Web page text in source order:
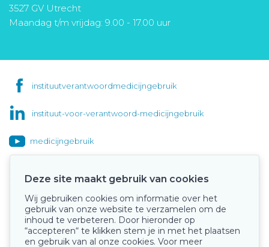
3527 GV Utrecht
Maandag t/m vrijdag: 9.00 - 17.00 uur
instituutverantwoordmedicijngebruik
instituut-voor-verantwoord-medicijngebruik
medicijngebruik
Onze keurmerken
Deze site maakt gebruik van cookies
Wij gebruiken cookies om informatie over het
gebruik van onze website te verzamelen om de
inhoud te verbeteren. Door hieronder op
“accepteren“ te klikken stem je in met het plaatsen
en gebruik van al onze cookies. Voor meer